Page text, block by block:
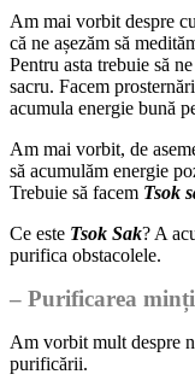
Am mai vorbit despre
că ne așezăm să
Pentru asta trebuie să
sacru. Facem
acumula energie bună
Am mai vorbit, de
să acumulăm energie
Trebuie să facem Tsok
Ce este Tsok Sak? A
purifica obstacolele.
– Purificarea
Am vorbit mult despre
purificării.